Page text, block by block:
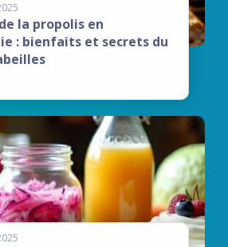
la propolis en
: bienfaits et secrets du